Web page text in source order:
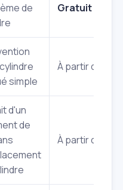
de
Gratuit
simple
À partir de
d'un
de
À partir de